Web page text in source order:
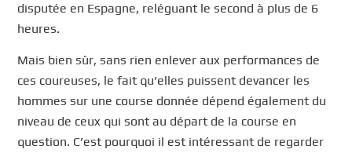
disputée en Espagne, reléguant le second à plus de 6
heures.
Mais bien sûr, sans rien enlever aux performances de
ces coureuses, le fait qu’elles puissent devancer les
hommes sur une course donnée dépend également du
niveau de ceux qui sont au départ de la course en
question. C’est pourquoi il est intéressant de regarder